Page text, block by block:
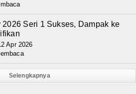
2026 Seri 1 Sukses, Dampak ke
Apr 2026
Selengkapnya